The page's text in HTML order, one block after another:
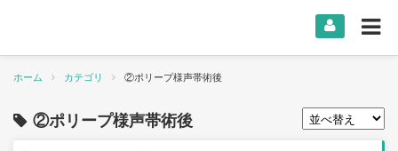
ホーム カテゴリ ②ポリープ様声帯術後
②ポリープ様声帯術後